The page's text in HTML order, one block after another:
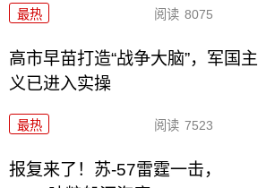
最热 阅读 8075
高市早苗打造“战争大脑”，军国主
义已进入实操
最热 阅读 7523
报复来了！苏-57雷霆一击，